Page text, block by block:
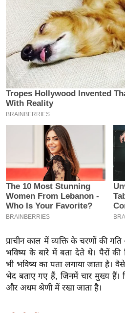
ज
ट
खे
ल
क्रि
के
ट
I
P
L
2
6
क्रा
इ
म
-
पे
प
र
प्राचीन काल में व्यक्ति के चरणों की
भविष्य के बारे में बता देते थे। पैरों
भी भविष्य का पता लगाया जाता है।
भेद बताए गए हैं, जिनमें चार मुख्य हैं।
और अधम श्रेणी में रखा जाता है।